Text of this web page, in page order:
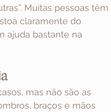
Muitas pessoas têm
claramente do
ajuda bastante na
mas não são as
braços e mãos